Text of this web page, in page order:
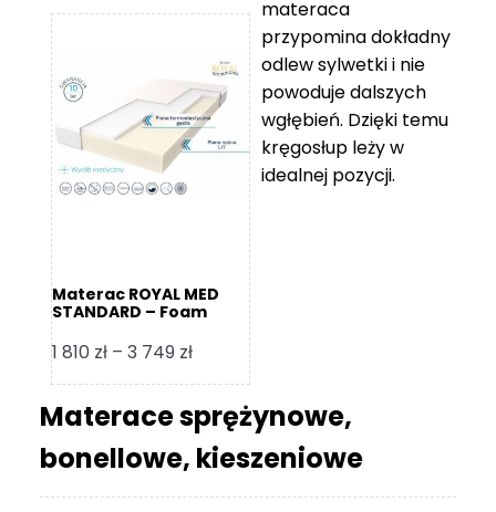
od
119 zł
do
11
670 zł
Materac ROYAL MED
STANDARD – Foam
1 810 zł – 3 749 złZakres
cen:
od
1
810 zł
materaca
przypomina dokładny
odlew sylwetki i nie
powoduje dalszych
wgłębień. Dzięki temu
kręgosłup leży w
idealnej pozycji.
Materace sprężynowe,
bonellowe, kieszeniowe